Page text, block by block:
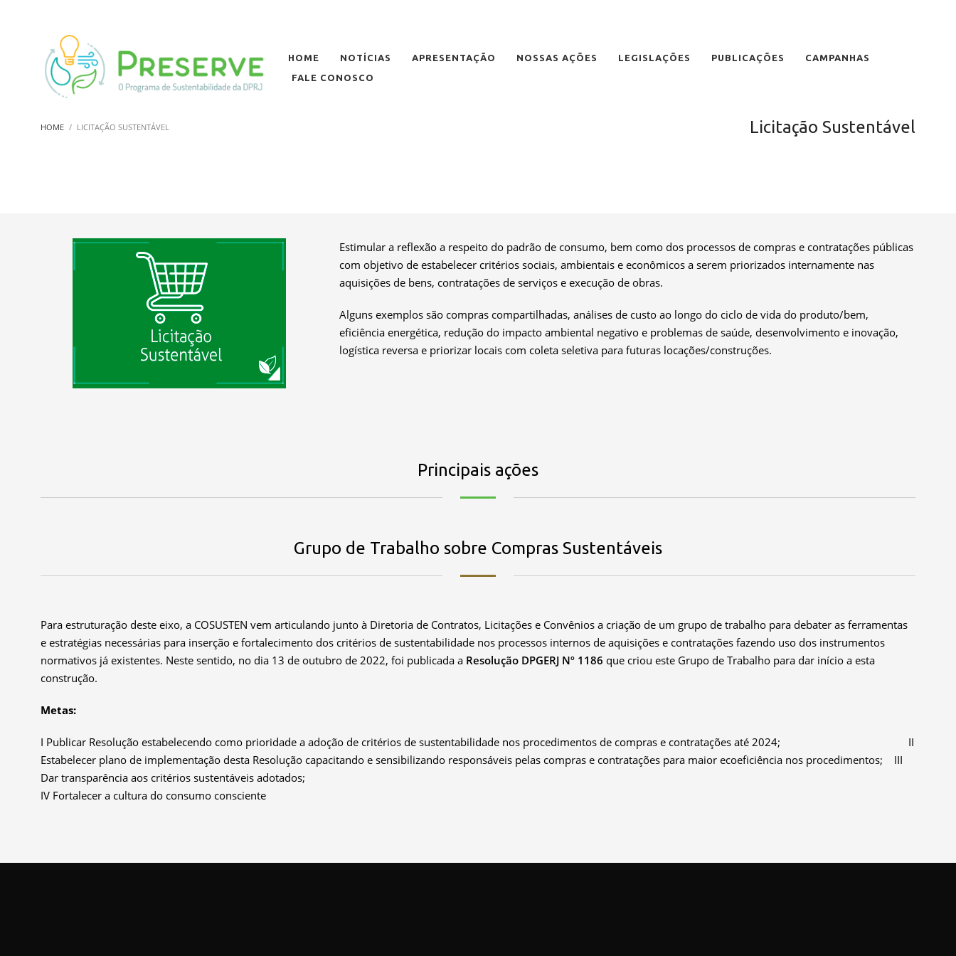
HOME NOTÍCIAS APRESENTAÇÃO NOSSAS AÇÕES LEGISLAÇÕES PUBLICAÇÕES
CAMPANHAS
FALE CONOSCO
HOME LICITAÇÃO SUSTENTÁVEL Licitação Sustentável
Estimular a reflexão a respeito do padrão de consumo, bem como dos processos de compras e contratações públicas
com objetivo de estabelecer critérios sociais, ambientais e econômicos a serem priorizados internamente nas
aquisições de bens, contratações de serviços e execução de obras.
Alguns exemplos são compras compartilhadas, análises de custo ao longo do ciclo de vida do produto/bem,
eficiência energética, redução do impacto ambiental negativo e problemas de saúde, desenvolvimento e inovação,
logística reversa e priorizar locais com coleta seletiva para futuras locações/construções.
Principais ações
Grupo de Trabalho sobre Compras Sustentáveis
Para estruturação deste eixo, a COSUSTEN vem articulando junto à Diretoria de Contratos, Licitações e Convênios a criação de um grupo de trabalho para debater as ferramentas
e estratégias necessárias para inserção e fortalecimento dos critérios de sustentabilidade nos processos internos de aquisições e contratações fazendo uso dos instrumentos
normativos já existentes. Neste sentido, no dia 13 de outubro de 2022, foi publicada a Resolução DPGERJ Nº 1186 que criou este Grupo de Trabalho para dar início a esta
construção.
Metas:
I Publicar Resolução estabelecendo como prioridade a adoção de critérios de sustentabilidade nos procedimentos de compras e contratações até 2024; II
Estabelecer plano de implementação desta Resolução capacitando e sensibilizando responsáveis pelas compras e contratações para maior ecoeficiência nos procedimentos; III
Dar transparência aos critérios sustentáveis adotados;
IV Fortalecer a cultura do consumo consciente